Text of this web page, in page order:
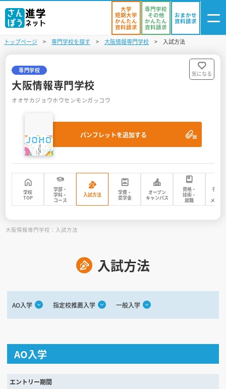
資料リスト
進学イベント
入試・受験入門
お役立ち情報
見学会WEB手引書
校内オンラインガイダンス
大学
短期大学
かんたん
資料請求
専門学校
その他
かんたん
資料請求
おまかせ
資料請求
トップページ 専門学校を探す 大阪情報専門学校 入試方法
専門学校
大阪情報専門学校
オオサカジョウホウセンモンガッコウ
パンフレットを追加する
気になる
学校
TOP
学部・
学科・
コース
入試方法
学費・
奨学金
オープン
キャンパス
資格・
技術・
就職
在校
メッセ
大阪情報専門学校：入試方法
入試方法
AO入学 指定校推薦入学 一般入学
AO入学
エントリー期間